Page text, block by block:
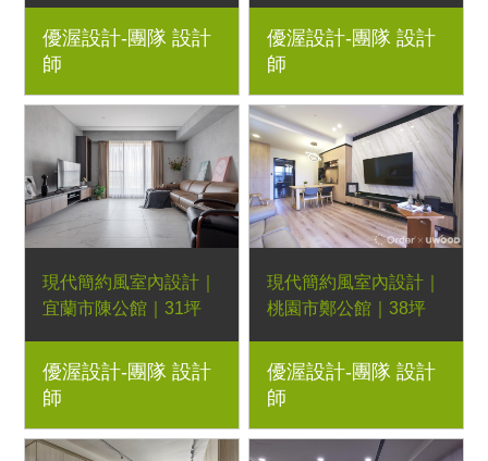
3房2廳｜系統櫃、柚木
餐桌、柚木餐椅、柚木
長凳、梣木搖椅、柚木
床架、柚木床頭櫃、柚
木沙發、柚木邊几、柚
木茶几｜室內設計、室
內裝潢、舊屋翻新、新
屋裝潢、實木家具規劃
優渥設計-團隊 設計
師
3房2廳｜系統櫃、彎曲
扶手柚木沙發、雜誌款
柚木茶几、設計師梣木
休閒椅、梣木格柵餐
椅、梣木腳長方形餐
桌、雙抽大邊柚木櫃、
H款柚木床架｜室內設
計、室內裝潢、舊屋翻
新、新屋裝潢、實木家
具規劃
優渥設計-團隊 設計
師
現代簡約風室內設計｜
宜蘭市陳公館｜31坪
3房2廳｜系統櫃、進口
沙發｜新屋裝修、實木
家具規劃、全室木地板
優渥設計-團隊 設計
師
現代簡約風室內設計｜
桃園市鄭公館｜38坪
3房2廳｜系統櫃、跳島
餐桌、北歐多功能邊几
托盤、彩色款細扶手合
靠背扶手合成皮餐椅｜
優渥設計-團隊 設計
師